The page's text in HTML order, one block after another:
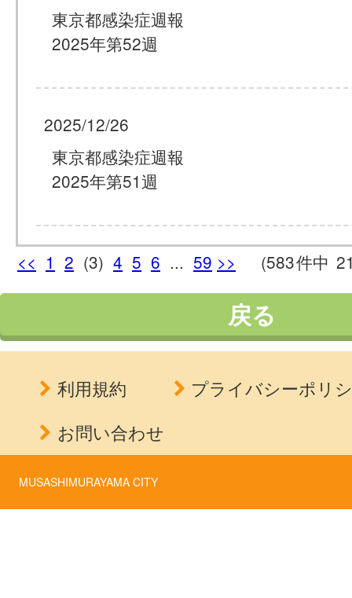
東京都感染症週報
2025年第52週
2025/12/26
東京都感染症週報
2025年第51週
<< 1 2 (3) 4 5 6 ... 59 >> (583件中
戻る
利用規約
プライバシーポリ
お問い合わせ
MUSASHIMURAYAMA CITY